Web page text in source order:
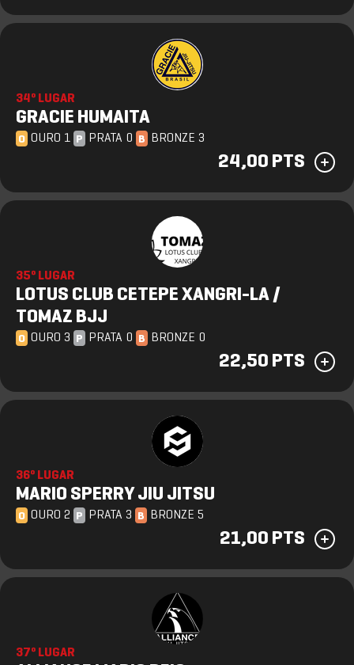
34º LUGAR
GRACIE HUMAITA
O OURO 1 P PRATA 0 B BRONZE 3
24,00 PTS
35º LUGAR
LOTUS CLUB CETEPE XANGRI-LA /
TOMAZ BJJ
O OURO 3 P PRATA 0 B BRONZE 0
22,50 PTS
36º LUGAR
MARIO SPERRY JIU JITSU
O OURO 2 P PRATA 3 B BRONZE 5
21,00 PTS
37º LUGAR